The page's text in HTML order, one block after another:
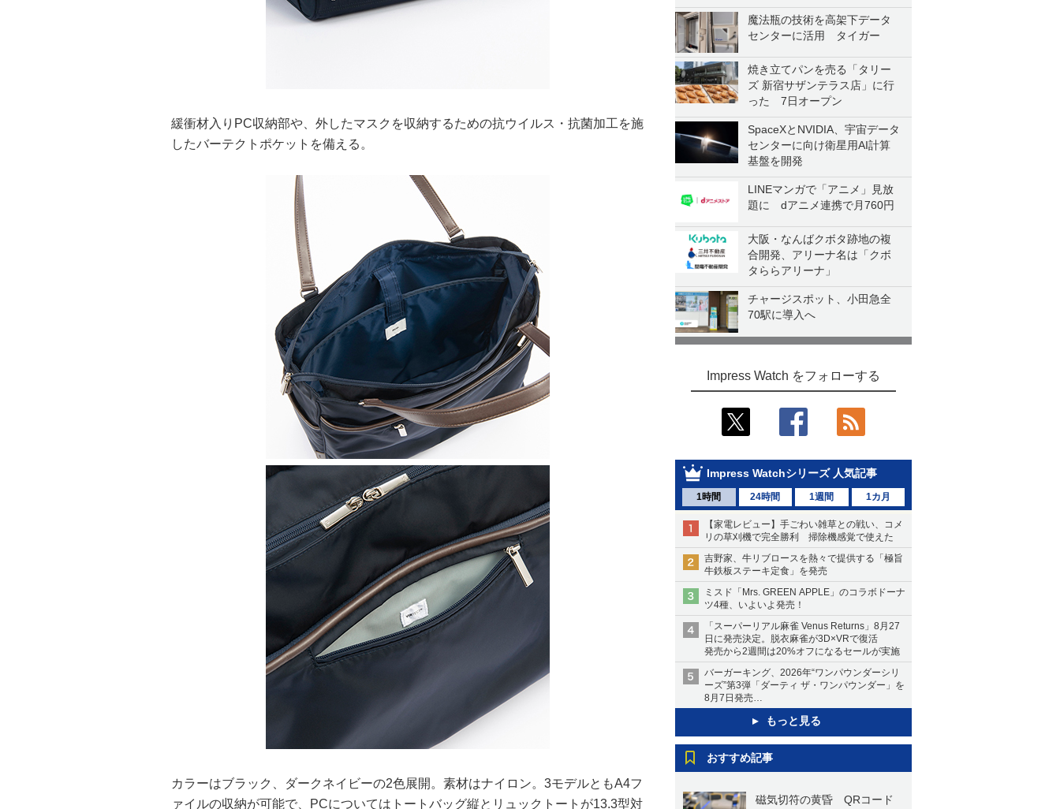
魔法瓶の技術を高架下データ
センターに活用 タイガー
焼き立てパンを売る「タリー
ズ 新宿サザンテラス店」に行
った 7日オープン
SpaceXとNVIDIA、宇宙データ
センターに向け衛星用AI計算
基盤を開発
LINEマンガで「アニメ」見放
題に dアニメ連携で月760円
大阪・なんばクボタ跡地の複
合開発、アリーナ名は「クボ
タららアリーナ」
チャージスポット、小田急全
70駅に導入へ
Impress Watch をフォローする
Impress Watchシリーズ 人気記事
1時間 24時間 1週間 1カ月
【家電レビュー】手ごわい雑草との戦い、コメ
リの草刈機で完全勝利 掃除機感覚で使えた
吉野家、牛リブロースを熱々で提供する「極旨
牛鉄板ステーキ定食」を発売
ミスド「Mrs. GREEN APPLE」のコラボドーナ
ツ4種、いよいよ発売！
「スーパーリアル麻雀 Venus Returns」8月27
日に発売決定。脱衣麻雀が3D×VRで復活
発売から2週間は20%オフになるセールが実施
バーガーキング、2026年“ワンパウンダーシリ
ーズ”第3弾「ダーティ ザ・ワンパウンダー」を
8月7日発売
「特製ガーリックマヨソース」を使用した超大
型チーズバーガーもっと見る
おすすめ記事
磁気切符の黄昏 QRコード
緩衝材入りPC収納部や、外したマスクを収納するための抗ウイルス・抗菌加工を施
したバーテクトポケットを備える。
カラーはブラック、ダークネイビーの2色展開。素材はナイロン。3モデルともA4フ
ァイルの収納が可能で、PCについてはトートバッグ縦とリュックトートが13.3型対